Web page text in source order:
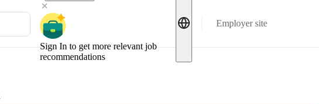
Sign In to get more relevant job
recommendations
Employer site